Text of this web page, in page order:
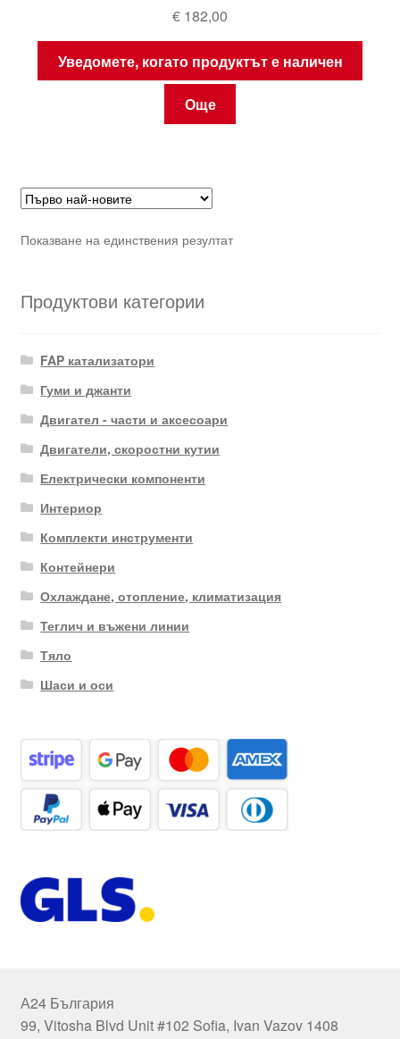
€ 182,00
Уведомете, когато продуктът е наличен
Още
Показване на единствения резултат
Продуктови категории
FAP катализатори
Гуми и джанти
Двигател - части и аксесоари
Двигатели, скоростни кутии
Електрически компоненти
Интериор
Комплекти инструменти
Контейнери
Охлаждане, отопление, климатизация
Теглич и въжени линии
Тяло
Шаси и оси
А24 България
99, Vitosha Blvd Unit #102 Sofia, Ivan Vazov 1408